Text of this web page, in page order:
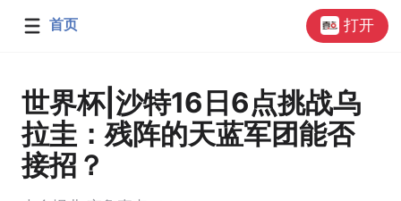
首页 打开
世界杯|沙特16日6点挑战乌
拉圭：残阵的天蓝军团能否
接招？